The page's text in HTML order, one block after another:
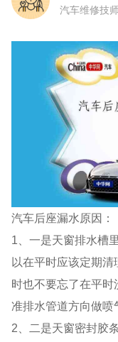
汽车维修技
汽车后座漏水原因：
1、一是天窗排水槽
以在平时应该定期
时也不要忘了在平
准排水管道方向做喷
2、二是天窗密封胶